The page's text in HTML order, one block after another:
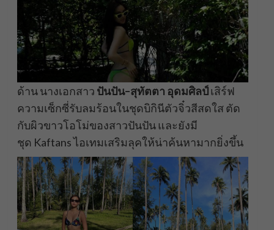
ด้าน นางเอกสาว ปันปัน–สุทัตตา อุดมศิลป์เสิร์ฟ
ความเซ็กซี่รับลมร้อนในชุดบิกินีตัวจิ๋วสีสดใส ตัด
กับผิวขาวโอโม่ของสาวปันปัน และยังมี
ชุด Kaftans ไอเทมเสริมลุคให้น่าค้นหามากยิ่งขึ้น